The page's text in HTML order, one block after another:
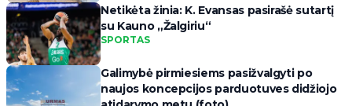
Netikėta žinia: K. Evansas pasirašė sutartį
su Kauno „Žalgiriu“
SPORTAS
Galimybė pirmiesiems pasižvalgyti po
naujos koncepcijos parduotuves didžiojo